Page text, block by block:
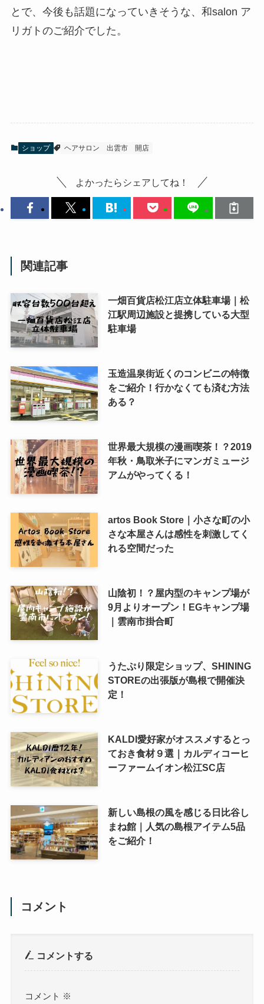
とで、今後も話題になっていきそうな、和salon ア
リガトのご紹介でした。
ショップ ヘアサロン 出雲市 開店
よかったらシェアしてね！
関連記事
一畑百貨店松江店立体駐車場｜松
江駅周辺施設と提携している大型
駐車場
玉造温泉街近くのコンビニの特徴
をご紹介！行かなくても済む方法
ある？
世界最大規模の漫画喫茶！？2019
年秋・鳥取米子にマンガミュージ
アムがやってくる！
artos Book Store｜小さな町の小
さな本屋さんは感性を刺激してく
れる空間だった
山陰初！？屋内型のキャンプ場が
9月よりオープン！EGキャンプ場
｜雲南市掛合町
うたぷり限定ショップ、SHINING
STOREの出張版が島根で開催決
定！
KALDI愛好家がオススメするとっ
ておき食材９選｜カルディコーヒ
ーファームイオン松江SC店
新しい島根の風を感じる日比谷し
まね館｜人気の島根アイテム5品
をご紹介！
コメント
コメントする
コメント ※